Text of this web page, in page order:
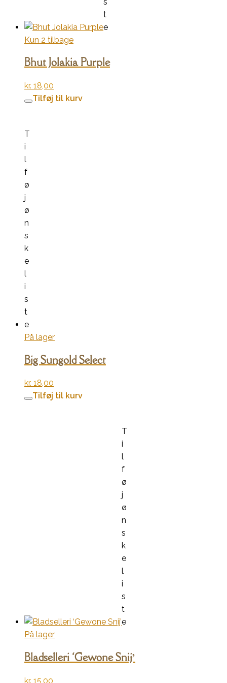
t
e
Kun 2 tilbage
Bhut Jolakia Purple
kr. 18,00
Tilføj til kurv
T
i
l
f
ø
j
ø
n
s
k
e
l
i
s
t
e
På lager
Big Sungold Select
kr. 18,00
Tilføj til kurv
T
i
l
f
ø
j
ø
n
s
k
e
l
i
s
t
e
På lager
Bladselleri ‘Gewone Snij’
kr. 15,00